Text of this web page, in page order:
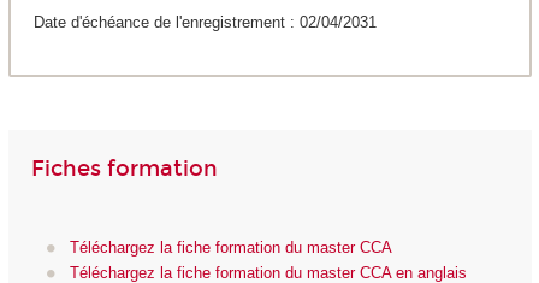
Date d'échéance de l'enregistrement : 02/04/2031
Fiches formation
Téléchargez la fiche formation du master CCA
Téléchargez la fiche formation du master CCA en anglais